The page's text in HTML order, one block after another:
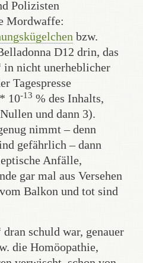
Polizisten
Mordwaffe:
bzw.
D12 drin, das
nicht unerheblicher
Tagespresse
10-13 % des Inhalts,
und dann 3).
nimmt – denn
gefährlich – dann
Anfälle,
gar mal aus Versehen
Balkon und tot sind
schuld war, genauer
die Homöopathie,